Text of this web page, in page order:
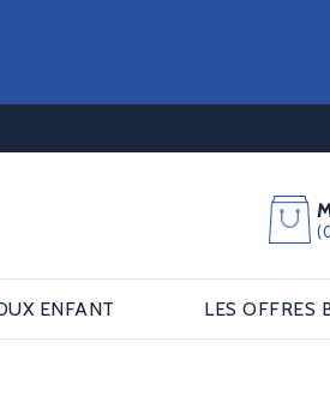
ENFANT LES OFFRES